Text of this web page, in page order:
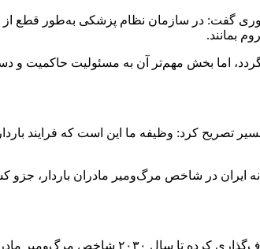
گفت: در سازمان نظام پزشکی به‌طور قطع
بمانند.
اما بخش مهم‌تر آن به مسئولیت حاکمیت و
کرد: وظیفه ما این است که فرایند بارداری
در شاخص مرگ‌ومیر مادران باردار، جزو